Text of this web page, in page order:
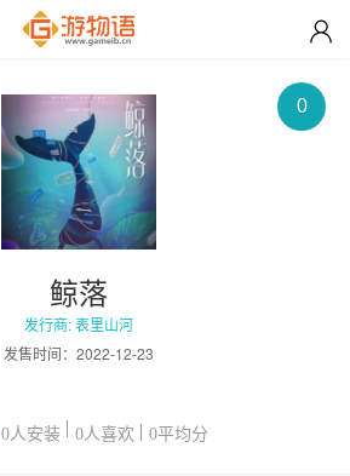
0
鲸落
发行商: 表里山河
发售时间： 2022-12-23
0人安装 0人喜欢 0平均分